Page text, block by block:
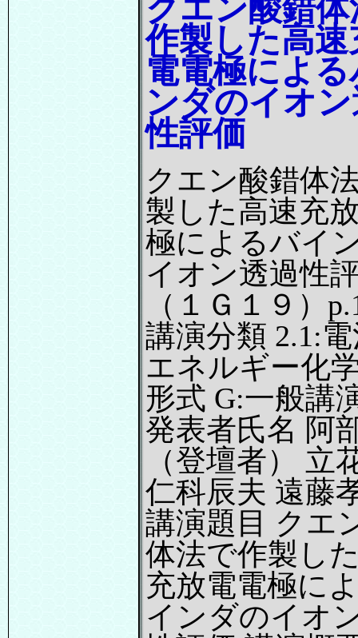
クエン酸錯
作製した高速
電電極によ
ンダのイオ
性評価
クエン酸錯体
製した高速充
極によるバイ
イオン透過性
（１Ｇ１９）
講演分類 2.1:
エネルギー化
形式 G:一般講
発表者氏名 阿
（登壇者） 立
仁科辰夫 遠藤
講演題目 クエ
体法で作製し
充放電電極に
インダのイオ